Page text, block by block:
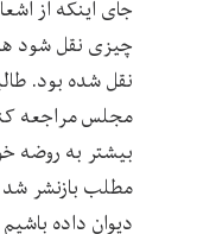
جای اینکه از
چیزی نقل شود
نقل شده بود.
مجلس مراجعه
بیشتر به روضه
مطلب بازنشر
دیوان داده